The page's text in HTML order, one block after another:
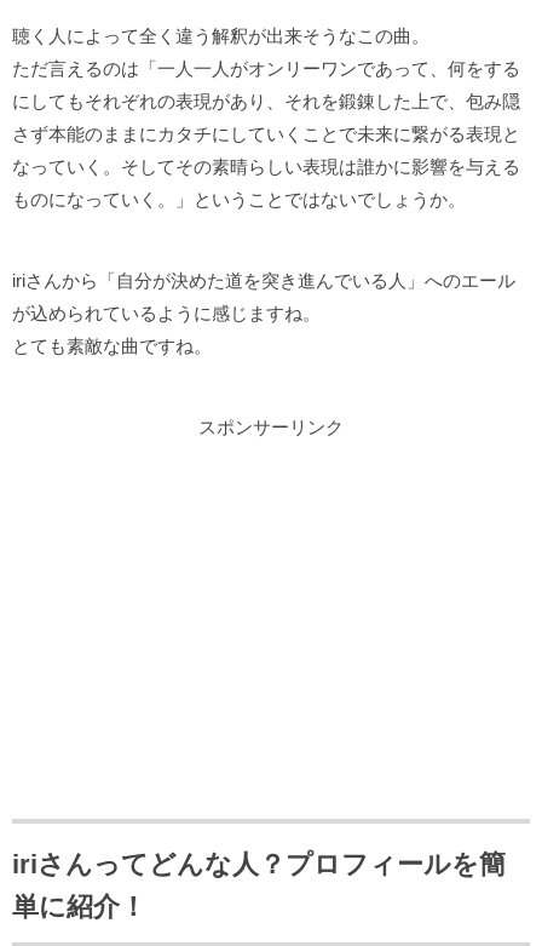
聴く人によって全く違う解釈が出来そうなこの曲。
ただ言えるのは「一人一人がオンリーワンであって、何をする
にしてもそれぞれの表現があり、それを鍛錬した上で、包み隠
さず本能のままにカタチにしていくことで未来に繋がる表現と
なっていく。そしてその素晴らしい表現は誰かに影響を与える
ものになっていく。」ということではないでしょうか。
iriさんから「自分が決めた道を突き進んでいる人」へのエール
が込められているように感じますね。
とても素敵な曲ですね。
スポンサーリンク
iriさんってどんな人？プロフィールを簡
単に紹介！